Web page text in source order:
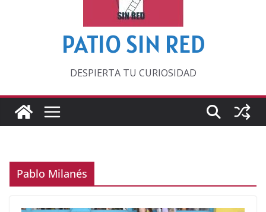
PATIO SIN RED
DESPIERTA TU CURIOSIDAD
Pablo Milanés